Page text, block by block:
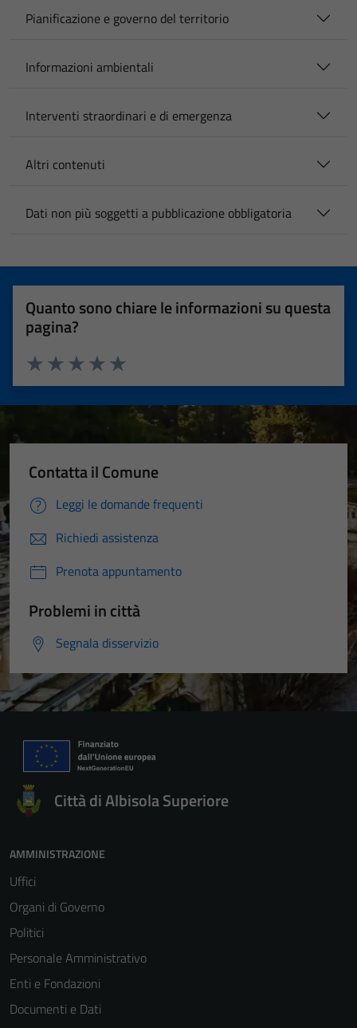
Pianificazione e governo del territorio
Informazioni ambientali
Interventi straordinari e di emergenza
Altri contenuti
Dati non più soggetti a pubblicazione obbligatoria
Quanto sono chiare le informazioni su questa
pagina?
Valuta 5 stelle su 5
Valuta 4 stelle su 5
Valuta 3 stelle su 5
Valuta 2 stelle su 5
Valuta 1 stelle su 5
Contatta il Comune
Leggi le domande frequenti
Richiedi assistenza
Prenota appuntamento
Problemi in città
Segnala disservizio
Città di Albisola Superiore
AMMINISTRAZIONE
Uffici
Organi di Governo
Politici
Personale Amministrativo
Enti e Fondazioni
Documenti e Dati